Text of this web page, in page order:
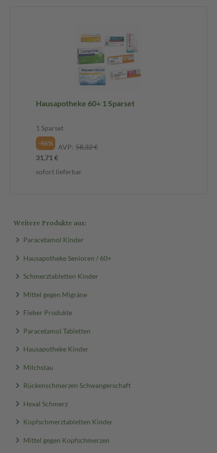
Hausapotheke 60+ 1 Sparset
1 Sparset
-46%
AVP: 58,32 €
31,71 €
sofort lieferbar
Weitere Produkte aus:
Paracetamol Kinder
Hausapotheke Senioren / 60+
Schmerztabletten Kinder
Mittel gegen Migräne
Fieber Produkte
Paracetamol Tabletten
Hausapotheke Kinder
Milchstau
Rückenschmerzen Schwangerschaft
Hexal Schmerz
Kopfschmerztabletten Kinder
Mittel gegen Kopfschmerzen